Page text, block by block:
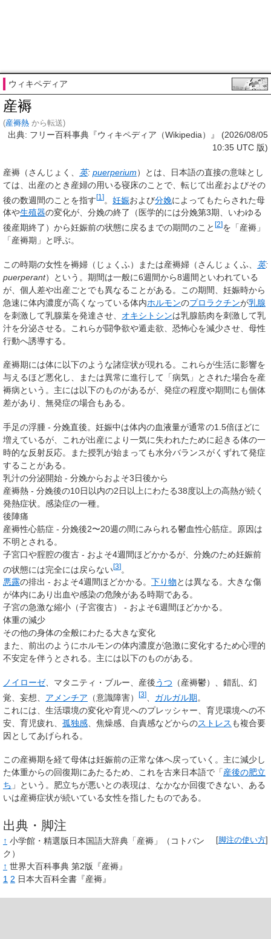
ウィキペディア
産褥
(産褥熱 から転送)
出典: フリー百科事典『ウィキペディア（Wikipedia）』 (2026/08/05
10:35 UTC 版)
産褥 （さんじょく、 英: puerperium）とは、日本語の直接の意味とし
ては、出産のとき産婦の用いる寝床のことで、転じて出産およびその
後の数週間のことを指す[1 ]。 妊娠および分娩によってもたらされた母
体や生殖器の変化が、分娩の終了（医学的には分娩第3期、いわゆる
後産期終了）から妊娠前の状態に戻るまでの期間のこと [2]を「産褥」
「産褥期」と呼ぶ。
この時期の女性を褥婦 （じょくふ）または産褥婦 （さんじょくふ、 英:
puerperant）という。期間は一般に6週間から8週間といわれている
が、個人差や出産ごとでも異なることがある。この期間、妊娠時から
急速に体内濃度が高くなっている体内ホルモンのプロラクチンが乳腺
を刺激して乳腺葉を発達させ、 オキシトシンは乳腺筋肉を刺激して乳
汁を分泌させる。これらが闘争欲や遁走欲、恐怖心を減少させ、母性
行動へ誘導する。
産褥期には体に以下のような諸症状が現れる。これらが生活に影響を
与えるほど悪化し、または異常に進行して「病気」とされた場合を産
褥病という。主には以下のものがあるが、発症の程度や期間にも個体
差があり、無発症の場合もある。
手足の浮腫 - 分娩直後。妊娠中は体内の血液量が通常の1.5倍ほどに
増えているが、これが出産により一気に失われたために起きる体の一
時的な反射反応。また授乳が始まっても水分バランスがくずれて発症
することがある。
乳汁の分泌開始 - 分娩からおよそ3日後から
産褥熱 - 分娩後の10日以内の2日以上にわたる38度以上の高熱が続く
発熱症状。感染症の一種。
後陣痛
産褥性心筋症 - 分娩後2〜20週の間にみられる鬱血性心筋症。原因は
不明とされる。
子宮口や腟腔の復古 - およそ4週間ほどかかるが、分娩のため妊娠前
の状態には完全には戻らない[3]。
悪露の排出 - およそ4週間ほどかかる。 下り物とは異なる。大きな傷
が体内にあり出血や感染の危険がある時期である。
子宮の急激な縮小（子宮復古） - およそ6週間ほどかかる。
体重の減少
その他の身体の全般にわたる大きな変化
また、前出のようにホルモンの体内濃度が急激に変化するため心理的
不安定を伴うとされる。主には以下のものがある。
ノイローゼ、マタニティ・ブルー、産後うつ （産褥鬱）、錯乱、幻
覚、妄想、 アメンチア （意識障害） [3] ガルガル期。
これには、生活環境の変化や育児へのプレッシャー、育児環境への不
安、育児疲れ、 孤独感 、焦燥感、自責感などからのストレス も複合要
因としてあげられる。
この産褥期を経て母体は妊娠前の正常な体へ戻っていく。主に減少し
た体重からの回復期にあたるため、これを古来日本語で「産後の肥立
ち 」という。 肥立ちが悪いとの表現は、なかなか回復できない、ある
いは産褥症状が続いている女性を指したものである。
出典・脚注
[脚注の使い方]
↑ 小学館・精選版日本国語大辞典「産褥」
（コトバン
ク）
↑ 世界大百科事典 第2版『産褥』
1 2 日本大百科全書『産褥』